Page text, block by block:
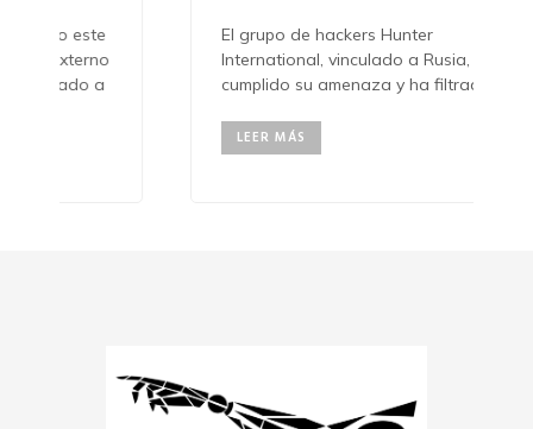
El grupo de hackers Hunter
International, vinculado a Rusia, ha
cumplido su amenaza y ha filtrado en